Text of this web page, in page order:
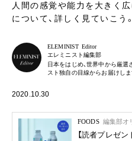
人間の感覚や能力を大きく
について、詳しく見ていこう。
ELEMINIST Editor
エレミニスト編集部
日本をはじめ、世界中から厳
スト独自の目線からお届けし
2020.10.30
FOODS 編集部オ
【読者プレゼ